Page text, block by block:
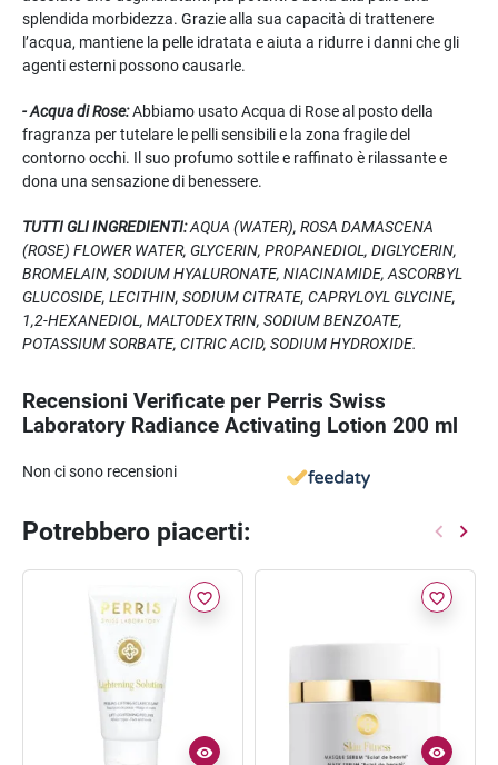
splendida morbidezza. Grazie alla sua capacità di trattenere
l’acqua, mantiene la pelle idratata e aiuta a ridurre i danni che gli
agenti esterni possono causarle.
- Acqua di Rose:Abbiamo usato Acqua di Rose al posto della
fragranza per tutelare le pelli sensibili e la zona fragile del
contorno occhi. Il suo profumo sottile e raffinato è rilassante e
dona una sensazione di benessere.
TUTTI GLI INGREDIENTI:AQUA (WATER), ROSA DAMASCENA
(ROSE) FLOWER WATER, GLYCERIN, PROPANEDIOL, DIGLYCERIN,
BROMELAIN, SODIUM HYALURONATE, NIACINAMIDE, ASCORBYL
GLUCOSIDE, LECITHIN, SODIUM CITRATE, CAPRYLOYL GLYCINE,
1,2-HEXANEDIOL, MALTODEXTRIN, SODIUM BENZOATE,
POTASSIUM SORBATE, CITRIC ACID, SODIUM HYDROXIDE.
Recensioni Verificate per Perris Swiss
Laboratory Radiance Activating Lotion 200 ml
Non ci sono recensioni
Potrebbero piacerti:
favorite_border favorite_border